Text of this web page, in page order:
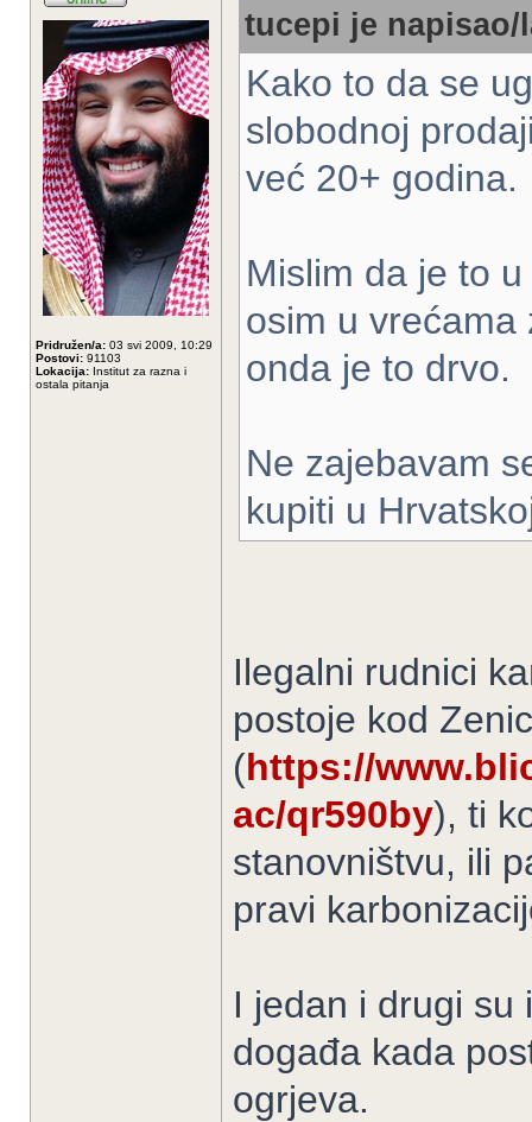
Pridružen/a: 03 svi 2009, 10:29
Postovi: 91103
Lokacija: Institut za razna i
ostala pitanja
tucepi je napisao/
Kako to da se
slobodnoj
već 20+ godina.
Mislim da je to
osim u vrećama
onda je to drvo.
Ne zajebavam
kupiti u
Ilegalni rudnici
postoje kod
(https://
ac/qr590by), ti
stanovništvu, ili
pravi
I jedan i drugi su
događa kada
ogrjeva.